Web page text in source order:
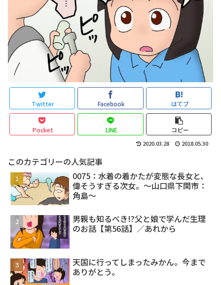
Twitter Facebook はてブ
Pocket LINE コピー
2020.03.28 2018.05.30
このカテゴリーの人気記事
0075：水着の着かたが変態な長女と、
偉そうすぎる次女。～山口県下関市：
角島～
男親も知るべき!?父と娘で学んだ生理
のお話【第56話】／あれから
天国に行ってしまったみかん。今まで
ありがとう。